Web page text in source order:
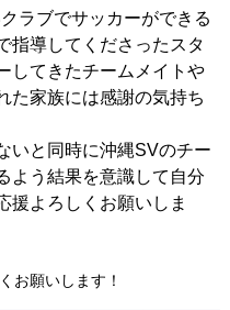
ラブでサッカーができる
指導してくださったスタ
してきたチームメイトや
た家族には感謝の気持ち
いと同時に沖縄SVのチー
よう結果を意識して自分
援よろしくお願いしま
お願いします！